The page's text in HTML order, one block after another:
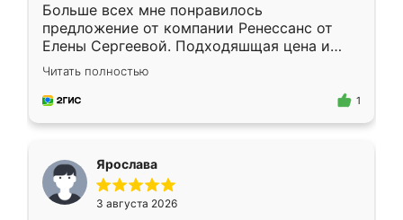
Больше всех мне понравилось
предложение от компании Ренессанс от
Елены Сергеевой. Подходяшщая цена и
короткие сроки изготовления. Приехавший
для замера сотрудник Владислав
предложил по моему эскизу самый
Читать полностью
1
Ярослава
3 августа 2026